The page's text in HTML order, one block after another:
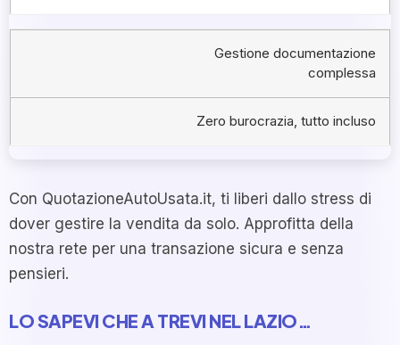
Gestione documentazione
complessa
Zero burocrazia, tutto incluso
Con QuotazioneAutoUsata.it, ti liberi dallo stress di
dover gestire la vendita da solo. Approfitta della
nostra rete per una transazione sicura e senza
pensieri.
LO SAPEVI CHE A TREVI NEL LAZIO…